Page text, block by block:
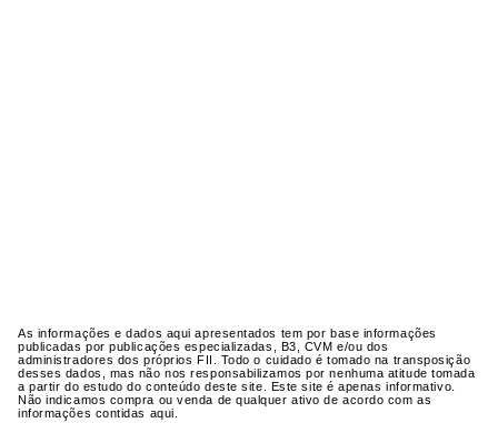
As informações e dados aqui apresentados tem por base informações
publicadas por publicações especializadas, B3, CVM e/ou dos
administradores dos próprios FII. Todo o cuidado é tomado na transposição
desses dados, mas não nos responsabilizamos por nenhuma atitude tomada
a partir do estudo do conteúdo deste site. Este site é apenas informativo.
Não indicamos compra ou venda de qualquer ativo de acordo com as
informações contidas aqui.